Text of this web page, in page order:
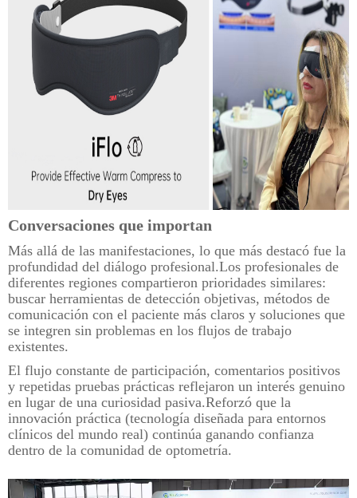
Conversaciones que importan
Más allá de las manifestaciones, lo que más destacó fue la
profundidad del diálogo profesional.Los profesionales de
diferentes regiones compartieron prioridades similares:
buscar herramientas de detección objetivas, métodos de
comunicación con el paciente más claros y soluciones que
se integren sin problemas en los flujos de trabajo
existentes.
El flujo constante de participación, comentarios positivos
y repetidas pruebas prácticas reflejaron un interés genuino
en lugar de una curiosidad pasiva.Reforzó que la
innovación práctica (tecnología diseñada para entornos
clínicos del mundo real) continúa ganando confianza
dentro de la comunidad de optometría.